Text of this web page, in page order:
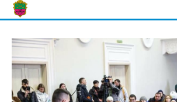
Skip
to